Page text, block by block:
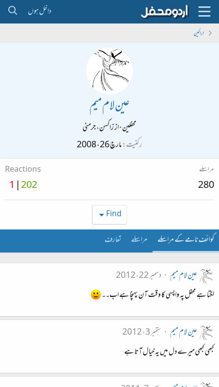
داخل ہوں
اراکین
عین لام میم
محفلین·اززاکسن، جرمنی
رکنیت مارچ 26، 2008
مراسلے
280
Reactions
202
1
Find
کوائف نامے کے مراسلے مراسلے تعارف
عین لام میم
دسمبر 22، 2012
لگتا ہے محفل پہ واپسی کا وقت آن پہنچا ہے اب۔۔
عین لام میم
ستمبر 3، 2012
کبھی کبھی میرے دل میں یہ خیال آتا ہے